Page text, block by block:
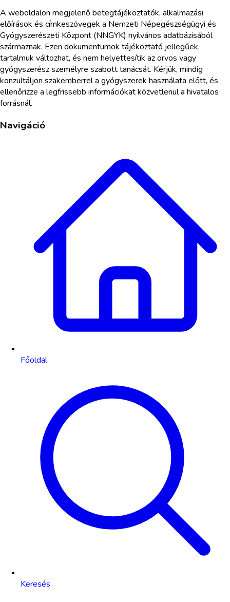
A weboldalon megjelenő betegtájékoztatók, alkalmazási
előírások és címkeszövegek a Nemzeti Népegészségügyi és
Gyógyszerészeti Központ (NNGYK) nyilvános adatbázisából
származnak. Ezen dokumentumok tájékoztató jellegűek,
tartalmuk változhat, és nem helyettesítik az orvos vagy
gyógyszerész személyre szabott tanácsát. Kérjük, mindig
konzultáljon szakemberrel a gyógyszerek használata előtt, és
ellenőrizze a legfrissebb információkat közvetlenül a hivatalos
forrásnál.
Navigáció
Főoldal
Keresés